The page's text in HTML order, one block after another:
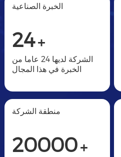
الخبرة الصناعية
24+
الشركة لديها 24 عاما من
الخبرة في هذا المجال
منطقة الشركة
20000+